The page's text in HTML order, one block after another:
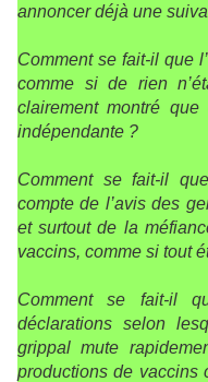
annoncer déjà une
Comment se fait-il que
comme si de rien
clairement montré
indépendante ?
Comment se fait-il
compte de l’avis des
et surtout de la
vaccins, comme si tout
Comment se fait-il
déclarations selon
grippal mute
productions de vaccins